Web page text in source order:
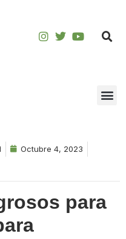
Octubre 4, 2023
para